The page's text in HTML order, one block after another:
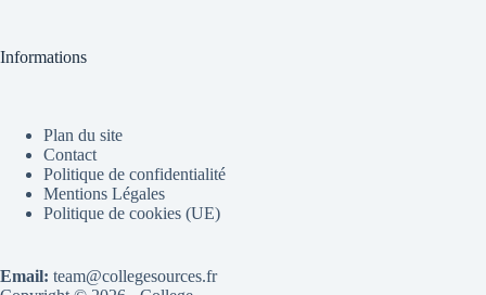
Informations
Plan du site
Contact
Politique de confidentialité
Mentions Légales
Politique de cookies (UE)
Email: team@collegesources.fr